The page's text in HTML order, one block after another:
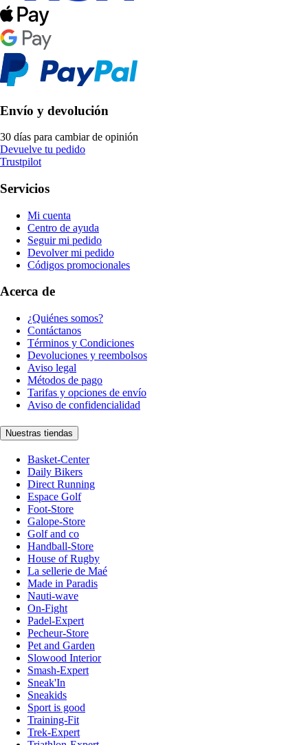
Envío y devolución
30 días para cambiar de opinión
Devuelve tu pedido
Trustpilot
Servicios
Mi cuenta
Centro de ayuda
Seguir mi pedido
Devolver mi pedido
Códigos promocionales
Acerca de
¿Quiénes somos?
Contáctanos
Términos y Condiciones
Devoluciones y reembolsos
Aviso legal
Métodos de pago
Tarifas y opciones de envío
Aviso de confidencialidad
Nuestras tiendas
Basket-Center
Daily Bikers
Direct Running
Espace Golf
Foot-Store
Galope-Store
Golf and co
Handball-Store
House of Rugby
La sellerie de Maé
Made in Paradis
Nauti-wave
On-Fight
Padel-Expert
Pecheur-Store
Pet and Garden
Slowood Interior
Smash-Expert
Sneak'In
Sneakids
Sport is good
Training-Fit
Trek-Expert